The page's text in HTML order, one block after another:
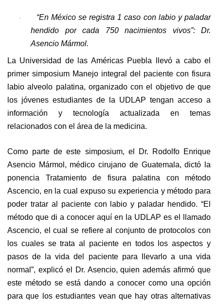
·
“En México se registra 1 caso con labio y paladar
hendido por cada 750 nacimientos vivos”: Dr.
Asencio Mármol.
La Universidad de las Américas Puebla llevó a cabo el
primer simposium Manejo integral del paciente con fisura
labio alveolo palatina, organizado con el objetivo de que
los jóvenes estudiantes de la UDLAP tengan acceso a
información y tecnología actualizada en temas
relacionados con el área de la medicina.
Como parte de este simposium, el Dr. Rodolfo Enrique
Asencio Mármol, médico cirujano de Guatemala, dictó la
ponencia Tratamiento de fisura palatina con método
Ascencio, en la cual expuso su experiencia y método para
poder tratar al paciente con labio y paladar hendido. “El
método que di a conocer aquí en la UDLAP es el llamado
Ascencio, el cual se refiere al conjunto de protocolos con
los cuales se trata al paciente en todos los aspectos y
pasos de la vida del paciente para llevarlo a una vida
normal”, explicó el Dr. Asencio, quien además afirmó que
este método se está dando a conocer como una opción
para que los estudiantes vean que hay otras alternativas